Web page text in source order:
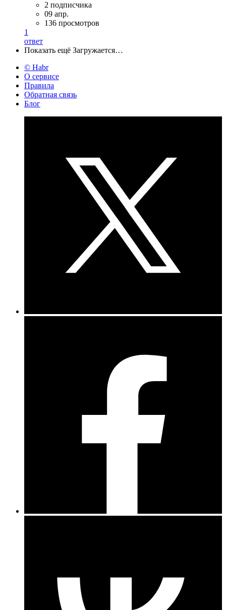
2 подписчика
09 апр.
136 просмотров
1
ответ
Показать ещё Загружается…
© Habr
О сервисе
Правила
Обратная связь
Блог